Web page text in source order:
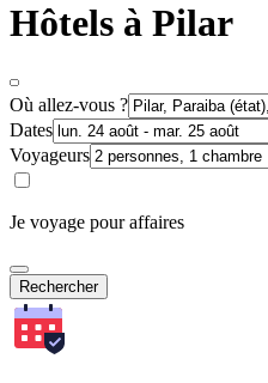
Hôtels à Pilar
Où allez-vous ?
Dates
Voyageurs
Je voyage pour affaires
Rechercher